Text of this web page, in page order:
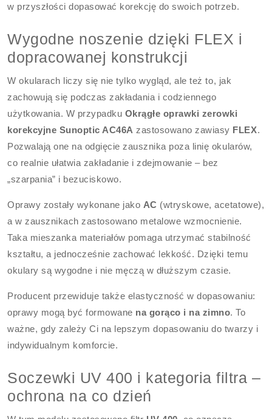
w przyszłości dopasować korekcję do swoich potrzeb.
Wygodne noszenie dzięki FLEX i
dopracowanej konstrukcji
W okularach liczy się nie tylko wygląd, ale też to, jak
zachowują się podczas zakładania i codziennego
użytkowania. W przypadku Okrągłe oprawki zerowki
korekcyjne Sunoptic AC46A zastosowano zawiasy FLEX.
Pozwalają one na odgięcie zausznika poza linię okularów,
co realnie ułatwia zakładanie i zdejmowanie – bez
„szarpania” i bezuciskowo.
Oprawy zostały wykonane jako AC (wtryskowe, acetatowe),
a w zausznikach zastosowano metalowe wzmocnienie.
Taka mieszanka materiałów pomaga utrzymać stabilność
kształtu, a jednocześnie zachować lekkość. Dzięki temu
okulary są wygodne i nie męczą w dłuższym czasie.
Producent przewiduje także elastyczność w dopasowaniu:
oprawy mogą być formowane na gorąco i na zimno. To
ważne, gdy zależy Ci na lepszym dopasowaniu do twarzy i
indywidualnym komforcie.
Soczewki UV 400 i kategoria filtra –
ochrona na co dzień